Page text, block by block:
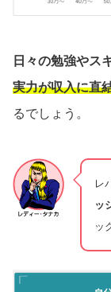
日々の勉強やス
実力が収入に直
るでしょう。
レ
ッ
ッ